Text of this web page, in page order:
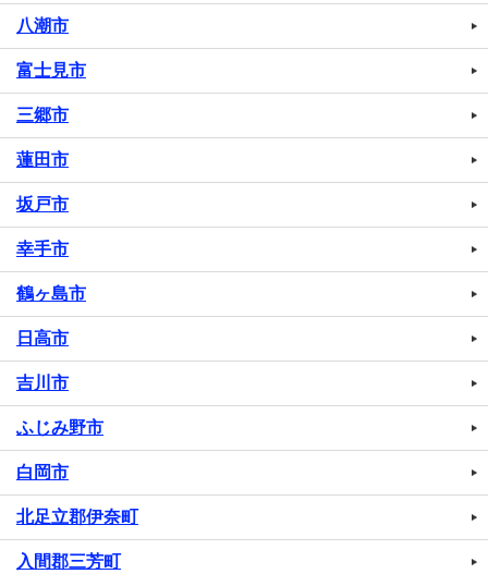
八潮市
富士見市
三郷市
蓮田市
坂戸市
幸手市
鶴ヶ島市
日高市
吉川市
ふじみ野市
白岡市
北足立郡伊奈町
入間郡三芳町